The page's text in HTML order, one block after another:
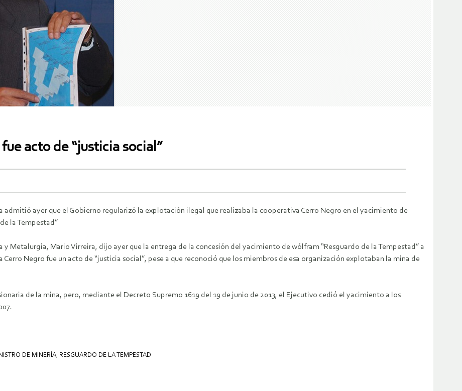
acto de “justicia social”
admitió ayer que el Gobierno regularizó la explotación ilegal que realizaba la cooperativa Cerro Negro en el yacimiento de
la Tempestad”
y Metalurgia, Mario Virreira, dijo ayer que la entrega de la concesión del yacimiento de wólfram “Resguardo de la Tempestad” a
Cerro Negro fue un acto de “justicia social”, pese a que reconoció que los miembros de esa organización explotaban la mina de
de la mina, pero, mediante el Decreto Supremo 1619 del 19 de junio de 2013, el Ejecutivo cedió el yacimiento a los
DE MINERÍA, RESGUARDO DE LA TEMPESTAD